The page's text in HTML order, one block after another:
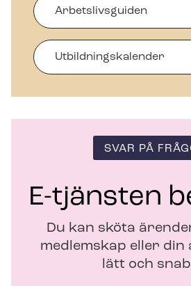
n
a
s
i
t
e
r
Arbetslivsguiden
Ut­bild­nings­ka­len­der
SVAR PÅ
E-tjänsten
Du kan sköta
medlemskap eller din
lätt och